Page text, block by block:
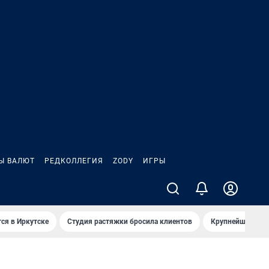
ВАЛЮТ РЕДКОЛЛЕГИЯ ZODY ИГРЫ
в Иркутске Студия растяжки бросила клиентов Крупнейшие